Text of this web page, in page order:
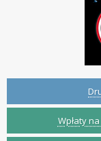
Wpłaty